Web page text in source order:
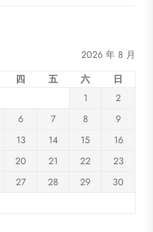
2026 年 8 月
四 五 六
日
1
2
6 7 8
9
13 14 15
16
20 21 22
23
27 28 29
30